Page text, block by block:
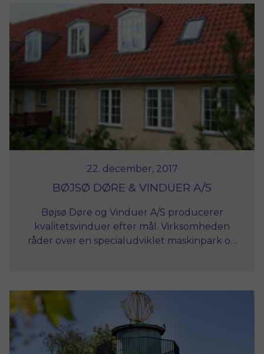
22. december, 2017
BØJSØ DØRE & VINDUER A/S
Bøjsø Døre og Vinduer A/S producerer
kvalitetsvinduer efter mål. Virksomheden
råder over en specialudviklet maskinpark og
rigtig løsning til de ældre huse.